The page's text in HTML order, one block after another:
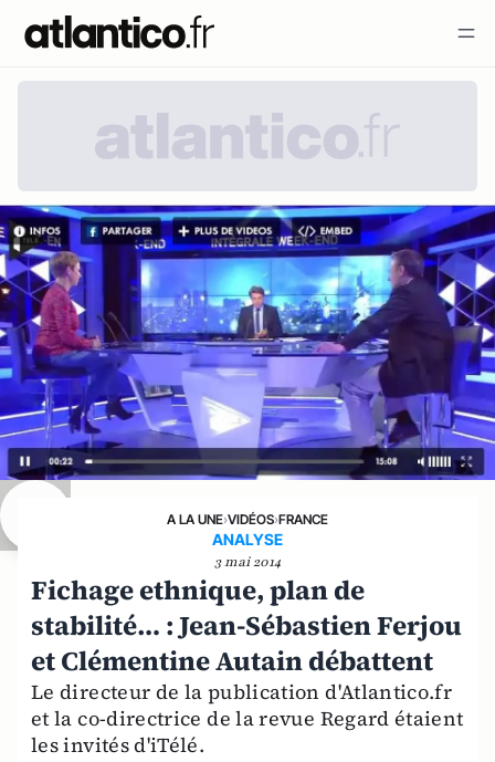
A LA UNE›VIDÉOS›FRANCE
ANALYSE
3 mai 2014
Fichage ethnique, plan de
stabilité… : Jean-Sébastien Ferjou
et Clémentine Autain débattent
Le directeur de la publication d'Atlantico.fr
et la co-directrice de la revue Regard étaient
les invités d'iTélé.